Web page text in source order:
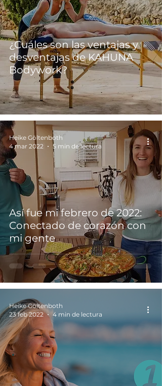
¿Cuáles son las ventajas y
desventajas de KAHUNA
Bodywork?
Así fue mi febrero de 2022:
Conectado de corazón con
mi gente
Heike Göltenboth
4 mar 2022
5 min de lectura
Heike Göltenboth
23 feb 2022
4 min de lectura